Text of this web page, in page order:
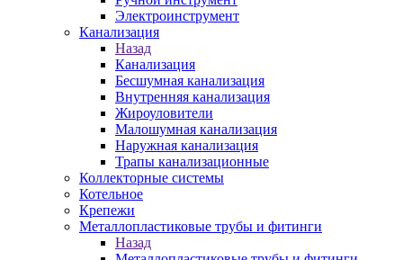
Электроинструмент
Канализация
Назад
Канализация
Бесшумная канализация
Внутренняя канализация
Жироуловители
Малошумная канализация
Наружная канализация
Трапы канализационные
Коллекторные системы
Котельное
Крепежи
Металлопластиковые трубы и фитинги
Назад